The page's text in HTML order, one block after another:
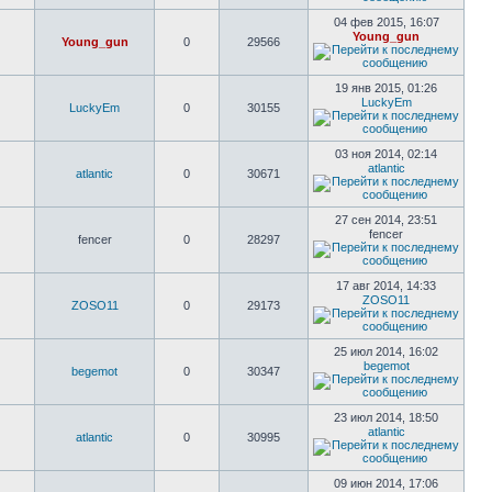
Young_gun 0 29566
04 фев 2015, 16:07
Young_gun
LuckyEm 0 30155
19 янв 2015, 01:26
LuckyEm
atlantic 0 30671
03 ноя 2014, 02:14
atlantic
fencer 0 28297
27 сен 2014, 23:51
fencer
ZOSO11 0 29173
17 авг 2014, 14:33
ZOSO11
begemot 0 30347
25 июл 2014, 16:02
begemot
atlantic 0 30995
23 июл 2014, 18:50
atlantic
09 июн 2014, 17:06